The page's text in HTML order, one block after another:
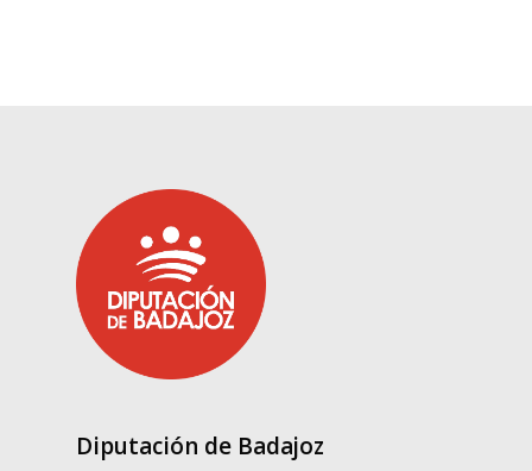
Diputación de Badajoz